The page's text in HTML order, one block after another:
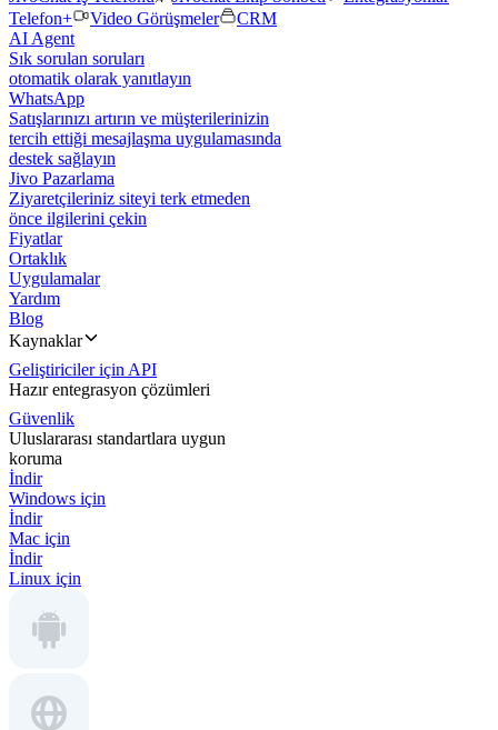
Telefon+
Video Görüşmeler
CRM
AI Agent
Sık sorulan soruları
otomatik olarak yanıtlayın
WhatsApp
Satışlarınızı artırın ve müşterilerinizin
tercih ettiği mesajlaşma uygulamasında
destek sağlayın
Jivo Pazarlama
Ziyaretçileriniz siteyi terk etmeden
önce ilgilerini çekin
Fiyatlar
Ortaklık
Uygulamalar
Yardım
Blog
Kaynaklar
Geliştiriciler için API
Hazır entegrasyon çözümleri
Güvenlik
Uluslararası standartlara uygun
koruma
İndir
Windows için
İndir
Mac için
İndir
Linux için